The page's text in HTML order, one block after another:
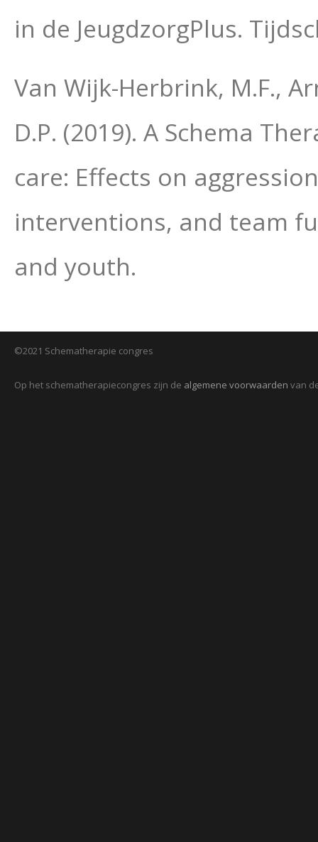
in de JeugdzorgPlus.
Van Wijk-Herbrink, M.F.,
D.P. (2019). A Schema
care: Effects on
interventions, and team
and youth.
©2021 Schematherapie congres
Op het schematherapiecongres zijn de algemene voorwaarden van